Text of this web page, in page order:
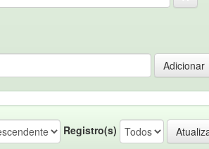
Registro(s)